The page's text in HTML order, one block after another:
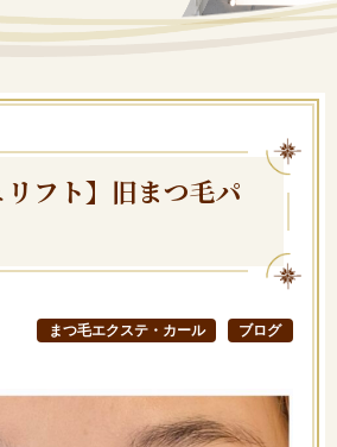
リフト】旧まつ毛パ
まつ毛エクステ・カール ブログ